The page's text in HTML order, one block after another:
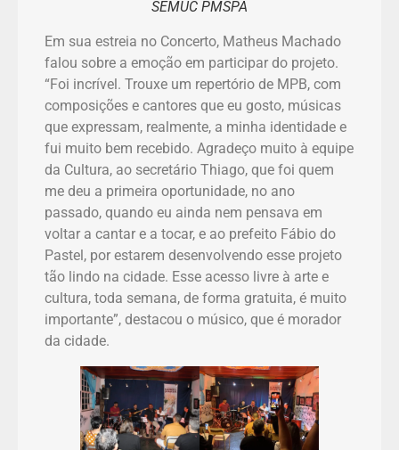
SEMUC PMSPA
Em sua estreia no Concerto, Matheus Machado
falou sobre a emoção em participar do projeto.
“Foi incrível. Trouxe um repertório de MPB, com
composições e cantores que eu gosto, músicas
que expressam, realmente, a minha identidade e
fui muito bem recebido. Agradeço muito à equipe
da Cultura, ao secretário Thiago, que foi quem
me deu a primeira oportunidade, no ano
passado, quando eu ainda nem pensava em
voltar a cantar e a tocar, e ao prefeito Fábio do
Pastel, por estarem desenvolvendo esse projeto
tão lindo na cidade. Esse acesso livre à arte e
cultura, toda semana, de forma gratuita, é muito
importante”, destacou o músico, que é morador
da cidade.